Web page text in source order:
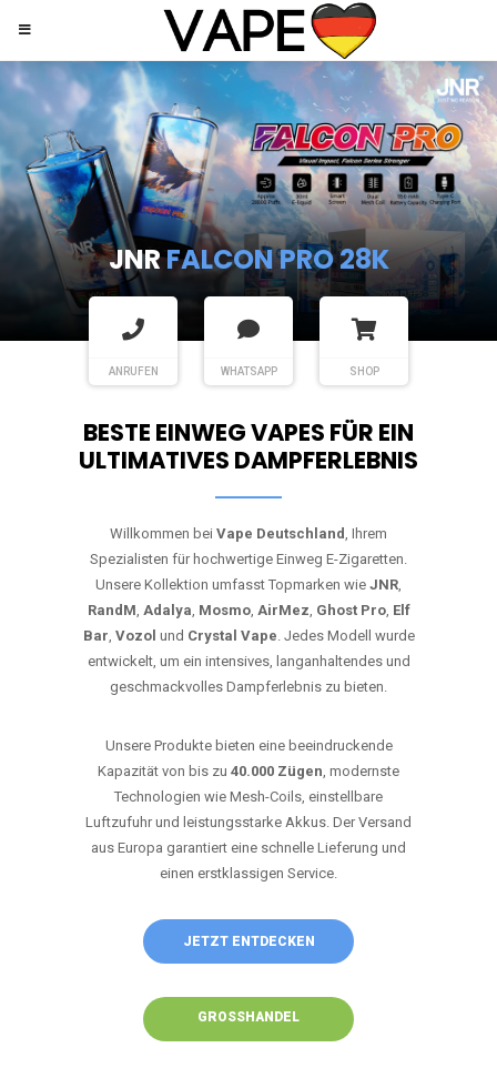
JNRSHISHA HOOKAH MAX
ANRUFEN WHATSAPP SHOP
BESTE EINWEG VAPES FÜR EIN
ULTIMATIVES DAMPFERLEBNIS
Willkommen bei Vape Deutschland, Ihrem
Spezialisten für hochwertige Einweg E-Zigaretten.
Unsere Kollektion umfasst Topmarken wie JNR,
RandM, Adalya, Mosmo, AirMez, Ghost Pro, Elf
Bar, Vozol und Crystal Vape. Jedes Modell wurde
entwickelt, um ein intensives, langanhaltendes und
geschmackvolles Dampferlebnis zu bieten.
Unsere Produkte bieten eine beeindruckende
Kapazität von bis zu 40.000 Zügen, modernste
Technologien wie Mesh-Coils, einstellbare
Luftzufuhr und leistungsstarke Akkus. Der Versand
aus Europa garantiert eine schnelle Lieferung und
einen erstklassigen Service.
JETZT ENTDECKEN
GROSSHANDEL